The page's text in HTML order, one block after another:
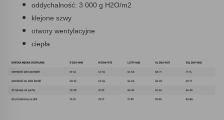
oddychalność: 3 000 g H2O/m2
klejone szwy
otwory wentylacyjne
ciepła